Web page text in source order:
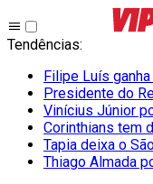
Tendências:
Filipe Luís ganha
Presidente do
Vinícius Júnior
Corinthians tem
Tapia deixa o
Thiago Almada